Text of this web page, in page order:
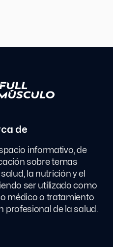
de
informativo, de
sobre temas
la nutrición y el
ser utilizado como
médico o tratamiento
profesional de la salud.